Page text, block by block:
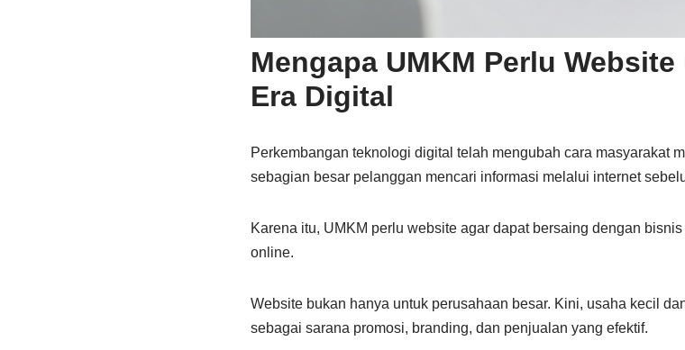
Mengapa UMKM Perlu
Era Digital
Perkembangan teknologi digital telah mengubah cara masyarakat
sebagian besar pelanggan mencari informasi melalui internet
Karena itu, UMKM perlu website agar dapat bersaing dengan
online.
Website bukan hanya untuk perusahaan besar. Kini, usaha kecil
sebagai sarana promosi, branding, dan penjualan yang efektif.